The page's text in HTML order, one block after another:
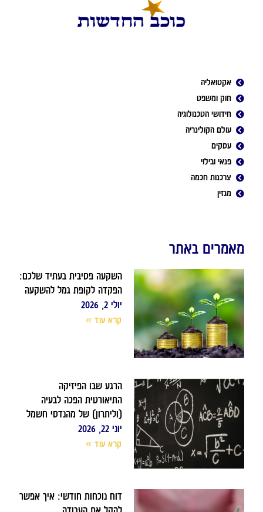
אקטואליה
חוק ומשפט
חידושי הטכנולוגיה
עולם הקולינריה
עסקים
פנאי ובילוי
צרכנות חכמה
מגזין
מאמרים באתר
השקעה פסיבית בעתיד שלכם:
הפקדה לקופת גמל להשקעה
יולי 2, 2026
קרא עוד »
הרגע שבו הפיזיקה
התיאורטית הפכה לבעיה
(וליתרון) של מהנדסי חשמל
יוני 22, 2026
קרא עוד »
דוח נוכחות חודשי: איך אפשר